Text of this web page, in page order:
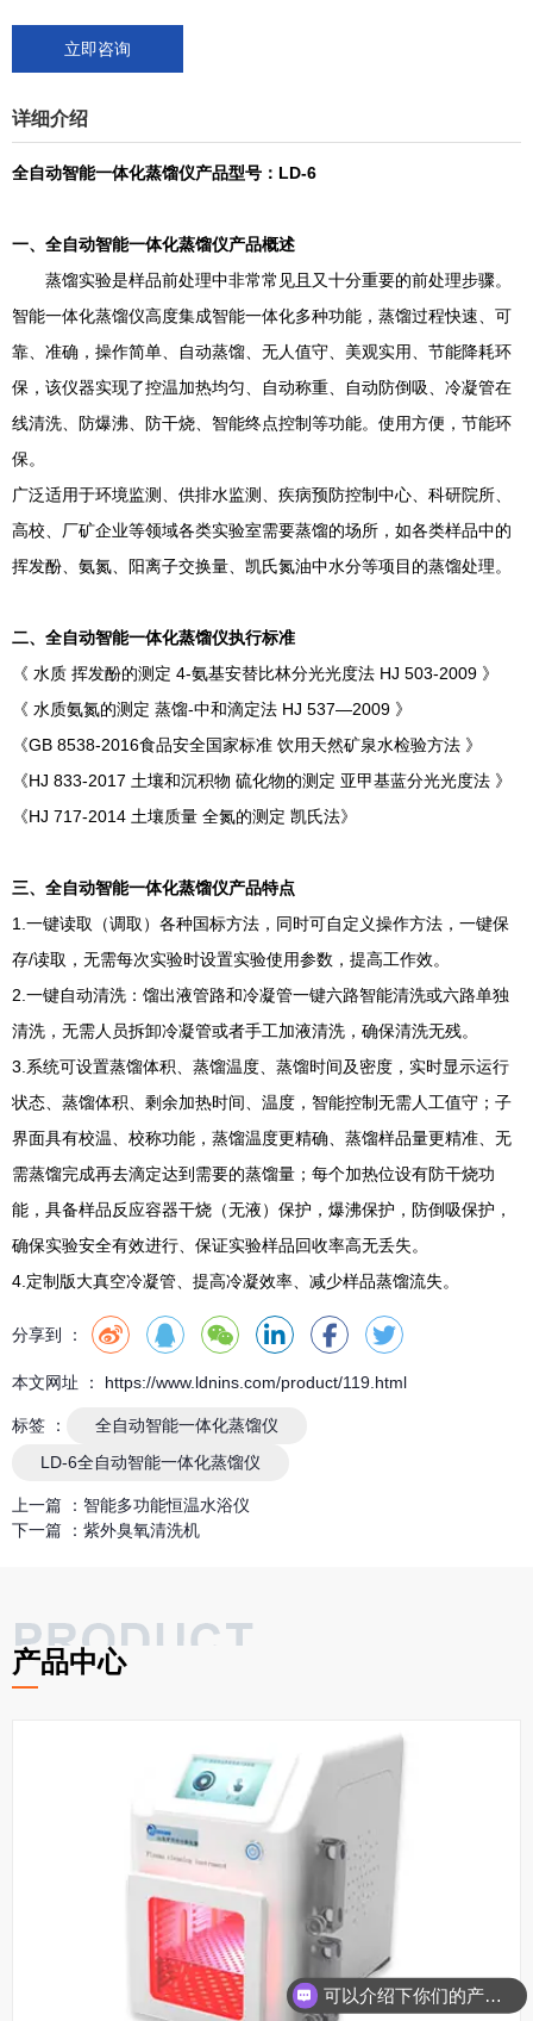
立即咨询
详细介绍
全自动智能一体化蒸馏仪产品型号：LD-6
一、全自动智能一体化蒸馏仪产品概述
蒸馏实验是样品前处理中非常常见且又十分重要的前处理步骤。
智能一体化蒸馏仪高度集成智能一体化多种功能，蒸馏过程快速、可
靠、准确，操作简单、自动蒸馏、无人值守、美观实用、节能降耗环
保，该仪器实现了控温加热均匀、自动称重、自动防倒吸、冷凝管在
线清洗、防爆沸、防干烧、智能终点控制等功能。使用方便，节能环
保。
广泛适用于环境监测、供排水监测、疾病预防控制中心、科研院所、
高校、厂矿企业等领域各类实验室需要蒸馏的场所，如各类样品中的
挥发酚、氨氮、阳离子交换量、凯氏氮油中水分等项目的蒸馏处理。
二、全自动智能一体化蒸馏仪执行标准
《 水质 挥发酚的测定 4-氨基安替比林分光光度法 HJ 503-2009 》
《 水质氨氮的测定 蒸馏-中和滴定法 HJ 537—2009 》
《GB 8538-2016食品安全国家标准 饮用天然矿泉水检验方法 》
《HJ 833-2017 土壤和沉积物 硫化物的测定 亚甲基蓝分光光度法 》
《HJ 717-2014 土壤质量 全氮的测定 凯氏法》
三、全自动智能一体化蒸馏仪产品特点
1.一键读取（调取）各种国标方法，同时可自定义操作方法，一键保
存/读取，无需每次实验时设置实验使用参数，提高工作效。
2.一键自动清洗：馏出液管路和冷凝管一键六路智能清洗或六路单独
清洗，无需人员拆卸冷凝管或者手工加液清洗，确保清洗无残。
3.系统可设置蒸馏体积、蒸馏温度、蒸馏时间及密度，实时显示运行
状态、蒸馏体积、剩余加热时间、温度，智能控制无需人工值守；子
界面具有校温、校称功能，蒸馏温度更精确、蒸馏样品量更精准、无
需蒸馏完成再去滴定达到需要的蒸馏量；每个加热位设有防干烧功
能，具备样品反应容器干烧（无液）保护，爆沸保护，防倒吸保护，
确保实验安全有效进行、保证实验样品回收率高无丢失。
4.定制版大真空冷凝管、提高冷凝效率、减少样品蒸馏流失。
分享到 ：
本文网址 ： https://www.ldnins.com/product/119.html
标签 ：
全自动智能一体化蒸馏仪
LD-6全自动智能一体化蒸馏仪
上一篇 ： 智能多功能恒温水浴仪
下一篇 ： 紫外臭氧清洗机
产品中心
可以介绍下你们的产品么